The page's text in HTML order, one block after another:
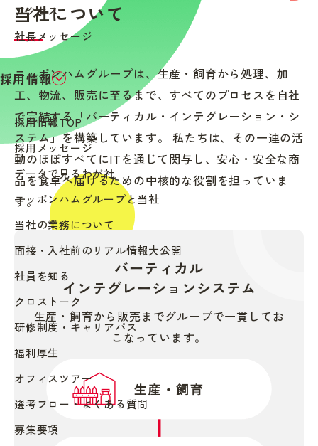
アクセス
社長メッセージ
採用情報
採用情報TOP
採用メッセージ
データで見るわが社
ニッポンハムグループと当社
当社の業務について
面接・入社前のリアル情報大公開
社員を知る
クロストーク
研修制度・キャリアパス
福利厚生
オフィスツアー
選考フロー・よくある質問
募集要項
当社について
ニッポンハムグループは、生産・飼育から処理、加
工、物流、販売に至るまで、すべてのプロセスを自社
で完結する「バーティカル・インテグレーション・シ
ステム」を構築しています。 私たちは、その一連の活
動のほぼすべてにITを通じて関与し、安心・安全な商
品を食卓へ届けるための中核的な役割を担っていま
す。
バーティカル
インテグレーションシステム
生産・飼育から販売までグループで一貫してお
こなっています。